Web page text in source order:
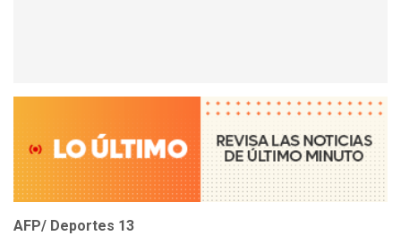
AFP/ Deportes 13